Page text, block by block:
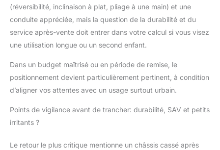
(réversibilité, inclinaison à plat, pliage à une main) et une
conduite appréciée, mais la question de la durabilité et du
service après-vente doit entrer dans votre calcul si vous visez
une utilisation longue ou un second enfant.
Dans un budget maîtrisé ou en période de remise, le
positionnement devient particulièrement pertinent, à condition
d’aligner vos attentes avec un usage surtout urbain.
Points de vigilance avant de trancher: durabilité, SAV et petits
irritants ?
Le retour le plus critique mentionne un châssis cassé après